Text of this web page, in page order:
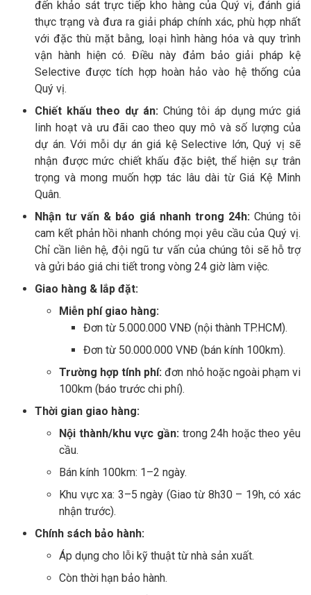
đến khảo sát trực tiếp kho hàng của Quý vị, đánh giá
thực trạng và đưa ra giải pháp chính xác, phù hợp nhất
với đặc thù mặt bằng, loại hình hàng hóa và quy trình
vận hành hiện có. Điều này đảm bảo giải pháp kệ
Selective được tích hợp hoàn hảo vào hệ thống của
Quý vị.
Chiết khấu theo dự án: Chúng tôi áp dụng mức giá
linh hoạt và ưu đãi cao theo quy mô và số lượng của
dự án. Với mỗi dự án giá kệ Selective lớn, Quý vị sẽ
nhận được mức chiết khấu đặc biệt, thể hiện sự trân
trọng và mong muốn hợp tác lâu dài từ Giá Kệ Minh
Quân.
Nhận tư vấn & báo giá nhanh trong 24h: Chúng tôi
cam kết phản hồi nhanh chóng mọi yêu cầu của Quý vị.
Chỉ cần liên hệ, đội ngũ tư vấn của chúng tôi sẽ hỗ trợ
và gửi báo giá chi tiết trong vòng 24 giờ làm việc.
Giao hàng & lắp đặt:
Miễn phí giao hàng:
Đơn từ 5.000.000 VNĐ (nội thành TP.HCM).
Đơn từ 50.000.000 VNĐ (bán kính 100km).
Trường hợp tính phí:đơn nhỏ hoặc ngoài phạm vi
100km (báo trước chi phí).
Thời gian giao hàng:
Nội thành/khu vực gần: trong 24h hoặc theo yêu
cầu.
Bán kính 100km: 1–2 ngày.
Khu vực xa: 3–5 ngày (Giao từ 8h30 – 19h, có xác
nhận trước).
Chính sách bảo hành:
Áp dụng cho lỗi kỹ thuật từ nhà sản xuất.
Còn thời hạn bảo hành.